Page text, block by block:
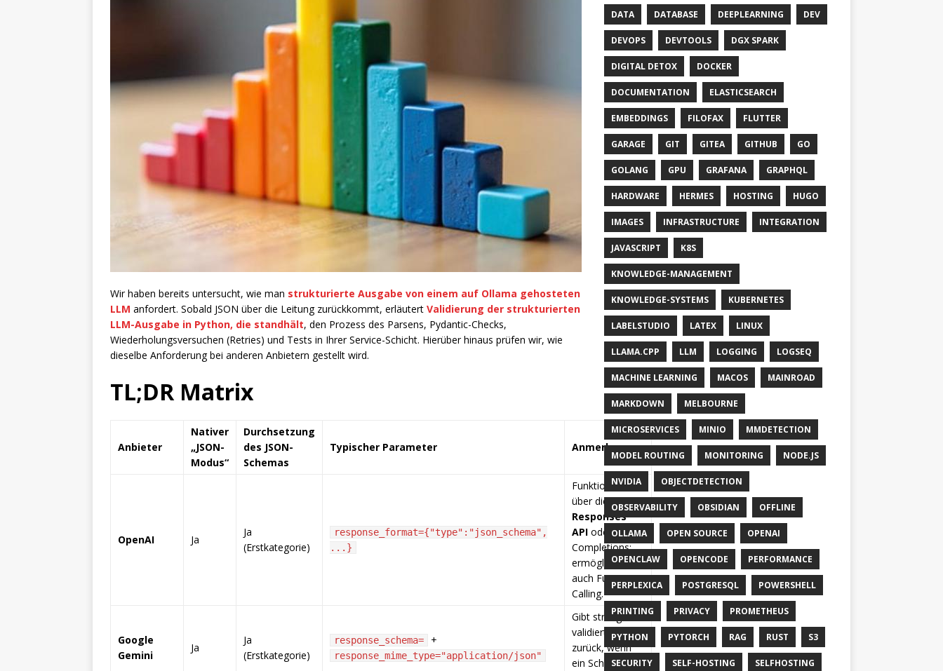
Wir haben bereits untersucht, wie man strukturierte Ausgabe von einem auf Ollama gehosteten
LLM anfordert. Sobald JSON über die Leitung zurückkommt, erläutert Validierung der strukturierten
LLM-Ausgabe in Python, die standhält, den Prozess des Parsens, Pydantic-Checks,
Wiederholungsversuchen (Retries) und Tests in Ihrer Service-Schicht. Hierüber hinaus prüfen wir, wie
dieselbe Anforderung bei anderen Anbietern gestellt wird.
TL;DR Matrix
Anbieter
Nativer
„JSON-
Modus“
Durchsetzung
des JSON-
Schemas
Typischer Parameter Anmerkungen
OpenAI Ja
Ja
(Erstkategorie)
response_format={"type":"json_schema",
...}
Funktioniert
über die
Responses
API oder Chat
Completions;
ermöglicht
auch Function
Calling.
Google
Gemini
Ja
Ja
(Erstkategorie)
response_schema= +
response_mime_type="application/json"
Gibt streng
validiertes JSON
zurück, wenn
ein Schema
DATA DATABASE DEEPLEARNING DEV
DEVOPS DEVTOOLS DGX SPARK
DIGITAL DETOX DOCKER
DOCUMENTATION ELASTICSEARCH
EMBEDDINGS FILOFAX FLUTTER
GARAGE GIT GITEA GITHUB GO
GOLANG GPU GRAFANA GRAPHQL
HARDWARE HERMES HOSTING HUGO
IMAGES INFRASTRUCTURE INTEGRATION
JAVASCRIPT K8S
KNOWLEDGE-MANAGEMENT
KNOWLEDGE-SYSTEMS KUBERNETES
LABELSTUDIO LATEX LINUX
LLAMA.CPP LLM LOGGING LOGSEQ
MACHINE LEARNING MACOS MAINROAD
MARKDOWN MELBOURNE
MICROSERVICES MINIO MMDETECTION
MODEL ROUTING MONITORING NODE.JS
NVIDIA OBJECTDETECTION
OBSERVABILITY OBSIDIAN OFFLINE
OLLAMA OPEN SOURCE OPENAI
OPENCLAW OPENCODE PERFORMANCE
PERPLEXICA POSTGRESQL POWERSHELL
PRINTING PRIVACY PROMETHEUS
PYTHON PYTORCH RAG RUST S3
SECURITY SELF-HOSTING SELFHOSTING